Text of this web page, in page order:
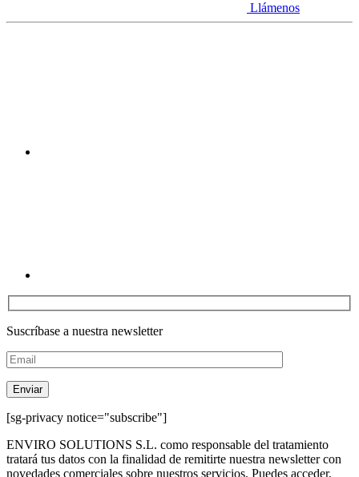
Llámenos
Suscríbase a nuestra newsletter
[sg-privacy notice="subscribe"]
ENVIRO SOLUTIONS S.L. como responsable del tratamiento
tratará tus datos con la finalidad de remitirte nuestra newsletter con
novedades comerciales sobre nuestros servicios. Puedes acceder,